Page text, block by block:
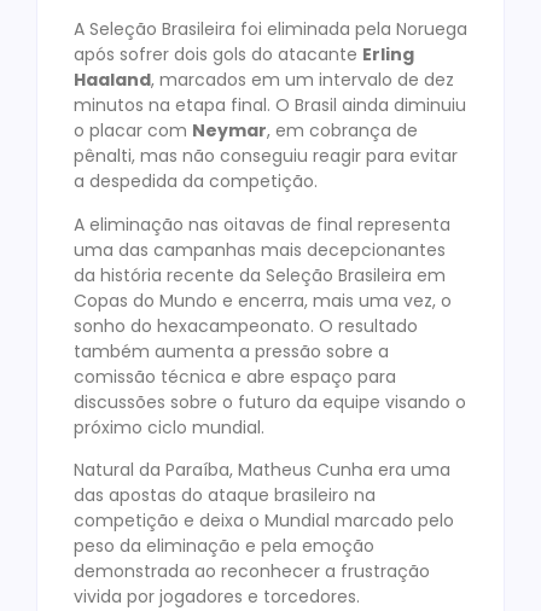
A Seleção Brasileira foi eliminada pela Noruega
após sofrer dois gols do atacante Erling
Haaland, marcados em um intervalo de dez
minutos na etapa final. O Brasil ainda diminuiu
o placar com Neymar, em cobrança de
pênalti, mas não conseguiu reagir para evitar
a despedida da competição.
A eliminação nas oitavas de final representa
uma das campanhas mais decepcionantes
da história recente da Seleção Brasileira em
Copas do Mundo e encerra, mais uma vez, o
sonho do hexacampeonato. O resultado
também aumenta a pressão sobre a
comissão técnica e abre espaço para
discussões sobre o futuro da equipe visando o
próximo ciclo mundial.
Natural da Paraíba, Matheus Cunha era uma
das apostas do ataque brasileiro na
competição e deixa o Mundial marcado pelo
peso da eliminação e pela emoção
demonstrada ao reconhecer a frustração
vivida por jogadores e torcedores.